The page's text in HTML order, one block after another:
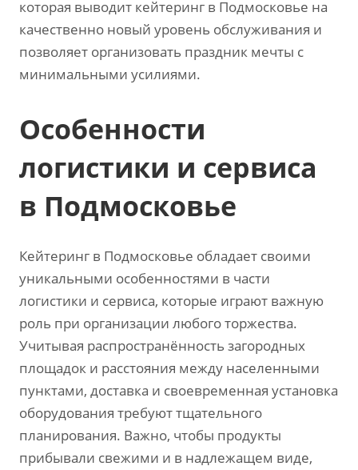
которая выводит кейтеринг в Подмосковье на
качественно новый уровень обслуживания и
позволяет организовать праздник мечты с
минимальными усилиями.
Особенности
логистики и сервиса
в Подмосковье
Кейтеринг в Подмосковье обладает своими
уникальными особенностями в части
логистики и сервиса, которые играют важную
роль при организации любого торжества.
Учитывая распространённость загородных
площадок и расстояния между населенными
пунктами, доставка и своевременная установка
оборудования требуют тщательного
планирования. Важно, чтобы продукты
прибывали свежими и в надлежащем виде,